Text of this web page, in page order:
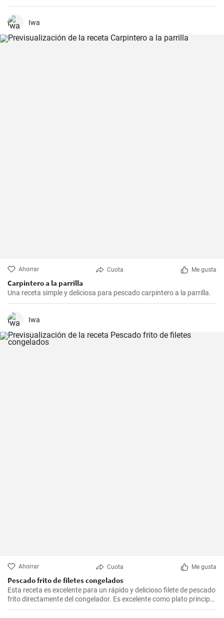
está lleno de ácidos grasos omega-3 y es también una excelente
fuente de proteínas. Asar el salmón en papel de aluminio mantiene
la carne jugosa y llena de sabor.
Iwa
Ahorrar Cuota Me gusta
Carpintero a la parrilla
Una receta simple y deliciosa para pescado carpintero a la parrilla.
Iwa
Ahorrar Cuota Me gusta
Pescado frito de filetes congelados
Esta receta es excelente para un rápido y delicioso filete de pescado
frito directamente del congelador. Es excelente como plato principal
con un acompañamiento de verduras.